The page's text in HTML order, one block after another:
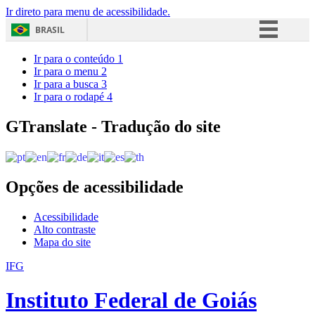
Ir direto para menu de acessibilidade.
BRASIL
Acesso à informação
Ir para o conteúdo 1
Ir para o menu 2
Ir para a busca 3
Ir para o rodapé 4
GTranslate - Tradução do site
Opções de acessibilidade
Acessibilidade
Alto contraste
Mapa do site
IFG
Instituto Federal de Goiás